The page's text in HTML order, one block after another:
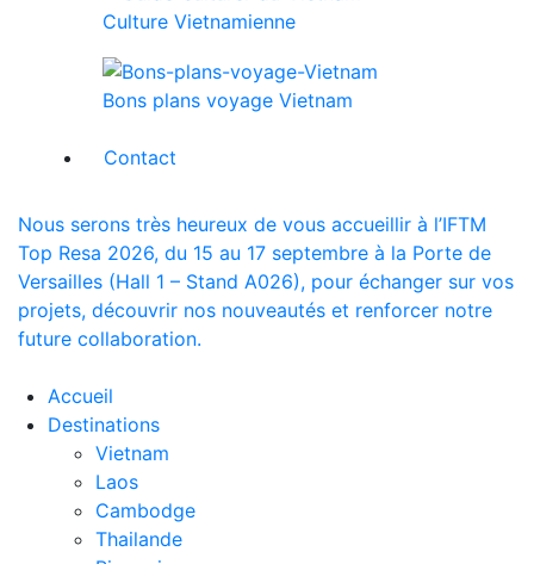
Culture Vietnamienne
Bons plans voyage Vietnam
Contact
Nous serons très heureux de vous accueillir à l’IFTM
Top Resa 2026, du 15 au 17 septembre à la Porte de
Versailles (Hall 1 – Stand A026), pour échanger sur vos
projets, découvrir nos nouveautés et renforcer notre
future collaboration.
Accueil
Destinations
Vietnam
Laos
Cambodge
Thailande